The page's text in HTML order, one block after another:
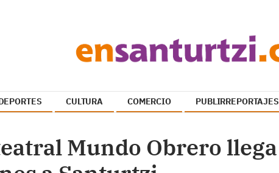
CULTURA COMERCIO PUBLIRREPORTAJES
Mundo Obrero llega